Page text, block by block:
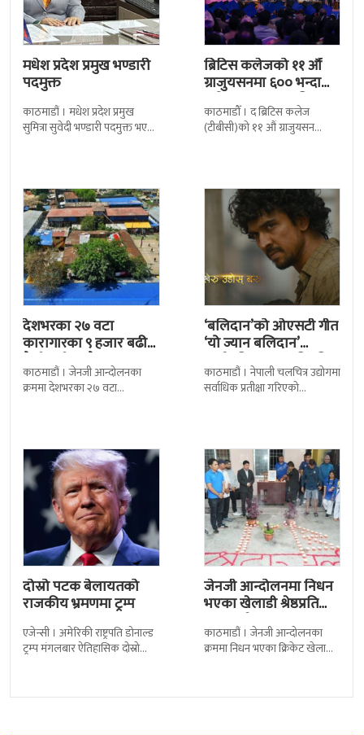
मधेश प्रदेश प्रमुख भण्डारी
पदमुक्त
काठमाडौं । मधेश प्रदेश प्रमुख
सुमित्रा सुवेदी भण्डारी पदमुक्त भएकी
ब्रिटिस कलेजको ११ औँ
ग्राजुयसनमा ६०० भन्दा
बढी ग्राजुयट सम्मानित
काठमाडौँ । द ब्रिटिस कलेज
(टीबीसी)को ११ औं ग्राजुयसन
देशभरका २७ वटा
कारागारका ९ हजार बढी
कैदीबन्दी अझै फरार
काठमाडौं । जेनजी आन्दोलनका
क्रममा देशभरका २७ वटा
‘बलिदान’को ओएसटी गीत
‘यो ज्यान बलिदान’
सार्वजनिक, मातृभूमिप्रति
पुत्रको भावनात्मक…
काठमाडौं । नेपाली चलचित्र उद्योगमा
सर्वाधिक प्रतीक्षा गरिएको
दोस्रो पटक बेलायतको
राजकीय भ्रमणमा ट्रम्प
एजेन्सी । अमेरिकी राष्ट्रपति डोनाल्ड
ट्रम्प मंगलबार ऐतिहासिक दोस्रो
बेलायत सरकारले
जेनजी आन्दोलनमा निधन
भएका खेलाडी श्रेष्ठप्रति
श्रद्धाञ्जली
काठमाडौं । जेनजी आन्दोलनका
क्रममा निधन भएका क्रिकेट खेलाडी
त्रिपुरेश्वरस्थीत राष्ट्रिय खेलकुद